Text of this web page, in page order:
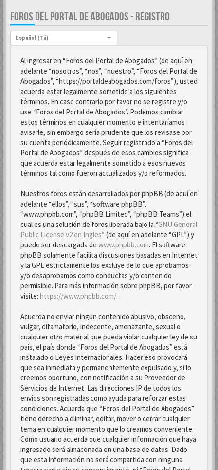
FOROS DEL PORTAL DE ABOGADOS - REGISTRO
Idioma:
Español (Tú)
Al ingresar en “Foros del Portal de Abogados” (de aquí en
adelante “nosotros”, “nos”, “nuestro”, “Foros del Portal de
Abogados”, “https://portaldeabogados.com/foros”), usted
acuerda estar legalmente sometido a los siguientes
términos. En caso contrario por favor no se registre y/o
use “Foros del Portal de Abogados”. Podemos cambiar
estos términos en cualquier momento e intentaríamos
avisarle, sin embargo sería prudente que los revisase por
su cuenta periódicamente. Seguir registrado a “Foros del
Portal de Abogados” después de esos cambios significa
que acuerda estar legalmente sometido a esos nuevos
términos tal como fueron actualizados y/o reformados.
Nuestros foros están desarrollados por phpBB (de aquí en
adelante “ellos”, “sus”, “software phpBB”,
“www.phpbb.com”, “phpBB Limited”, “phpBB Teams”) el
cual es una solución de foros liberada bajo la “GNU General
Public License v2 en Ingles” (de aquí en adelante “GPL”) y
puede ser descargada de www.phpbb.com. El software
phpBB solamente facilita discusiones basadas en Internet
y la GPL estrictamente los excluye de lo que aprobamos
y/o desaprobamos como conductas y/o contenido
permisible. Para más información sobre phpBB, por favor
visite: https://www.phpbb.com/.
Acuerda no enviar ningun contenido abusivo, obsceno,
vulgar, difamatorio, indecente, amenazante, sexual o
cualquier otro material que pueda violar cualquier ley de su
país, el país donde “Foros del Portal de Abogados” está
instalado o Leyes Internacionales. Hacer eso provocará
que sea inmediata y permanentemente expulsado y, si lo
creemos oportuno, con notificación a su Proveedor de
Servicios de Internet. Las direcciones IP de todos los
envíos son registradas como ayuda para reforzar estas
condiciones. Acuerda que “Foros del Portal de Abogados”
tiene derecho a eliminar, editar, mover o cerrar cualquier
tema en cualquier momento que lo creamos conveniente.
Como usuario acuerda que cualquier información que haya
ingresado será almacenada en una base de datos. Dado
que esta información no será compartida con ninguna